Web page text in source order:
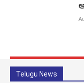
Telugu News